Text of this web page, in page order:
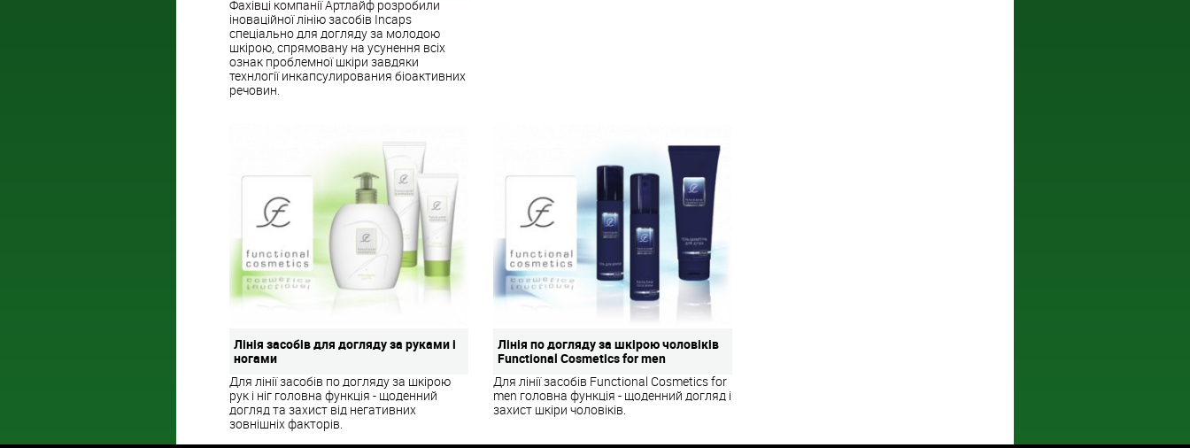
Фахівці компанії Артлайф розробили
іноваційної лінію засобів Incaps
спеціально для догляду за молодою
шкірою, спрямовану на усунення всіх
ознак проблемної шкіри завдяки
технлогії инкапсулирования біоактивних
речовин.
Лінія засобів для догляду за руками і
ногами
Для лінії засобів по догляду за шкірою
рук і ніг головна функція - щоденний
догляд та захист від негативних
зовнішніх факторів.
Лінія по догляду за шкірою чоловіків
Functional Cosmetics for men
Для лінії засобів Functional Cosmetics for
men головна функція - щоденний догляд і
захист шкіри чоловіків.